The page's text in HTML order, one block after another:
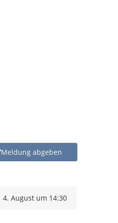
Meldung abgeben
Zeitpunkt des Erstellens
Zeitpunkt des Erstellens
4. August um 14:30Zur Äußerung